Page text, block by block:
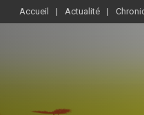
Accueil Actualité